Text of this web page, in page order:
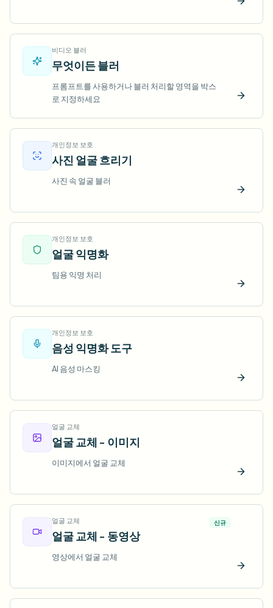
지금
비디오 블러
무엇이든 블러
프롬프트를 사용하거나 블러 처리할 영역을 박스
로 지정하세요
지금
개인정보 보호
사진 얼굴 흐리기
사진 속 얼굴 블러
지금
개인정보 보호
얼굴 익명화
팀용 익명 처리
지금
개인정보 보호
음성 익명화 도구
AI 음성 마스킹
지금
얼굴 교체
얼굴 교체 - 이미지
이미지에서 얼굴 교체
지금
얼굴 교체
얼굴 교체 - 동영상
신규
영상에서 얼굴 교체
지금